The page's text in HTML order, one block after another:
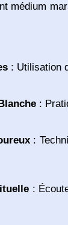
médium
: Utilisation
:
:
: